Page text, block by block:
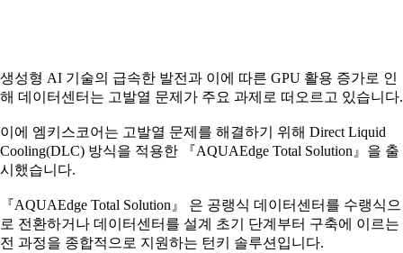
생성형 AI 기술의 급속한 발전과 이에 따른 GPU 활용 증가로 인
해 데이터센터는 고발열 문제가 주요 과제로 떠오르고 있습니다.
이에 엠키스코어는 고발열 문제를 해결하기 위해 Direct Liquid
Cooling(DLC) 방식을 적용한 『AQUAEdge Total Solution』을 출
시했습니다.
『AQUAEdge Total Solution』 은 공랭식 데이터센터를 수랭식으
로 전환하거나 데이터센터를 설계 초기 단계부터 구축에 이르는
전 과정을 종합적으로 지원하는 턴키 솔루션입니다.